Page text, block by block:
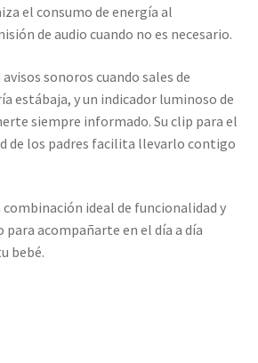
el consumo de energía al
de audio cuando no es necesario.
sonoros cuando sales de
estábaja, y un indicador luminoso de
siempre informado. Su clip para el
de los padres facilita llevarlo contigo
ideal de funcionalidad y
para acompañarte en el día a día
bebé.